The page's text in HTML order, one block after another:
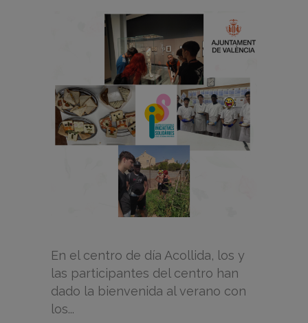
En el centro de día Acollida, los y
las participantes del centro han
dado la bienvenida al verano con
los...